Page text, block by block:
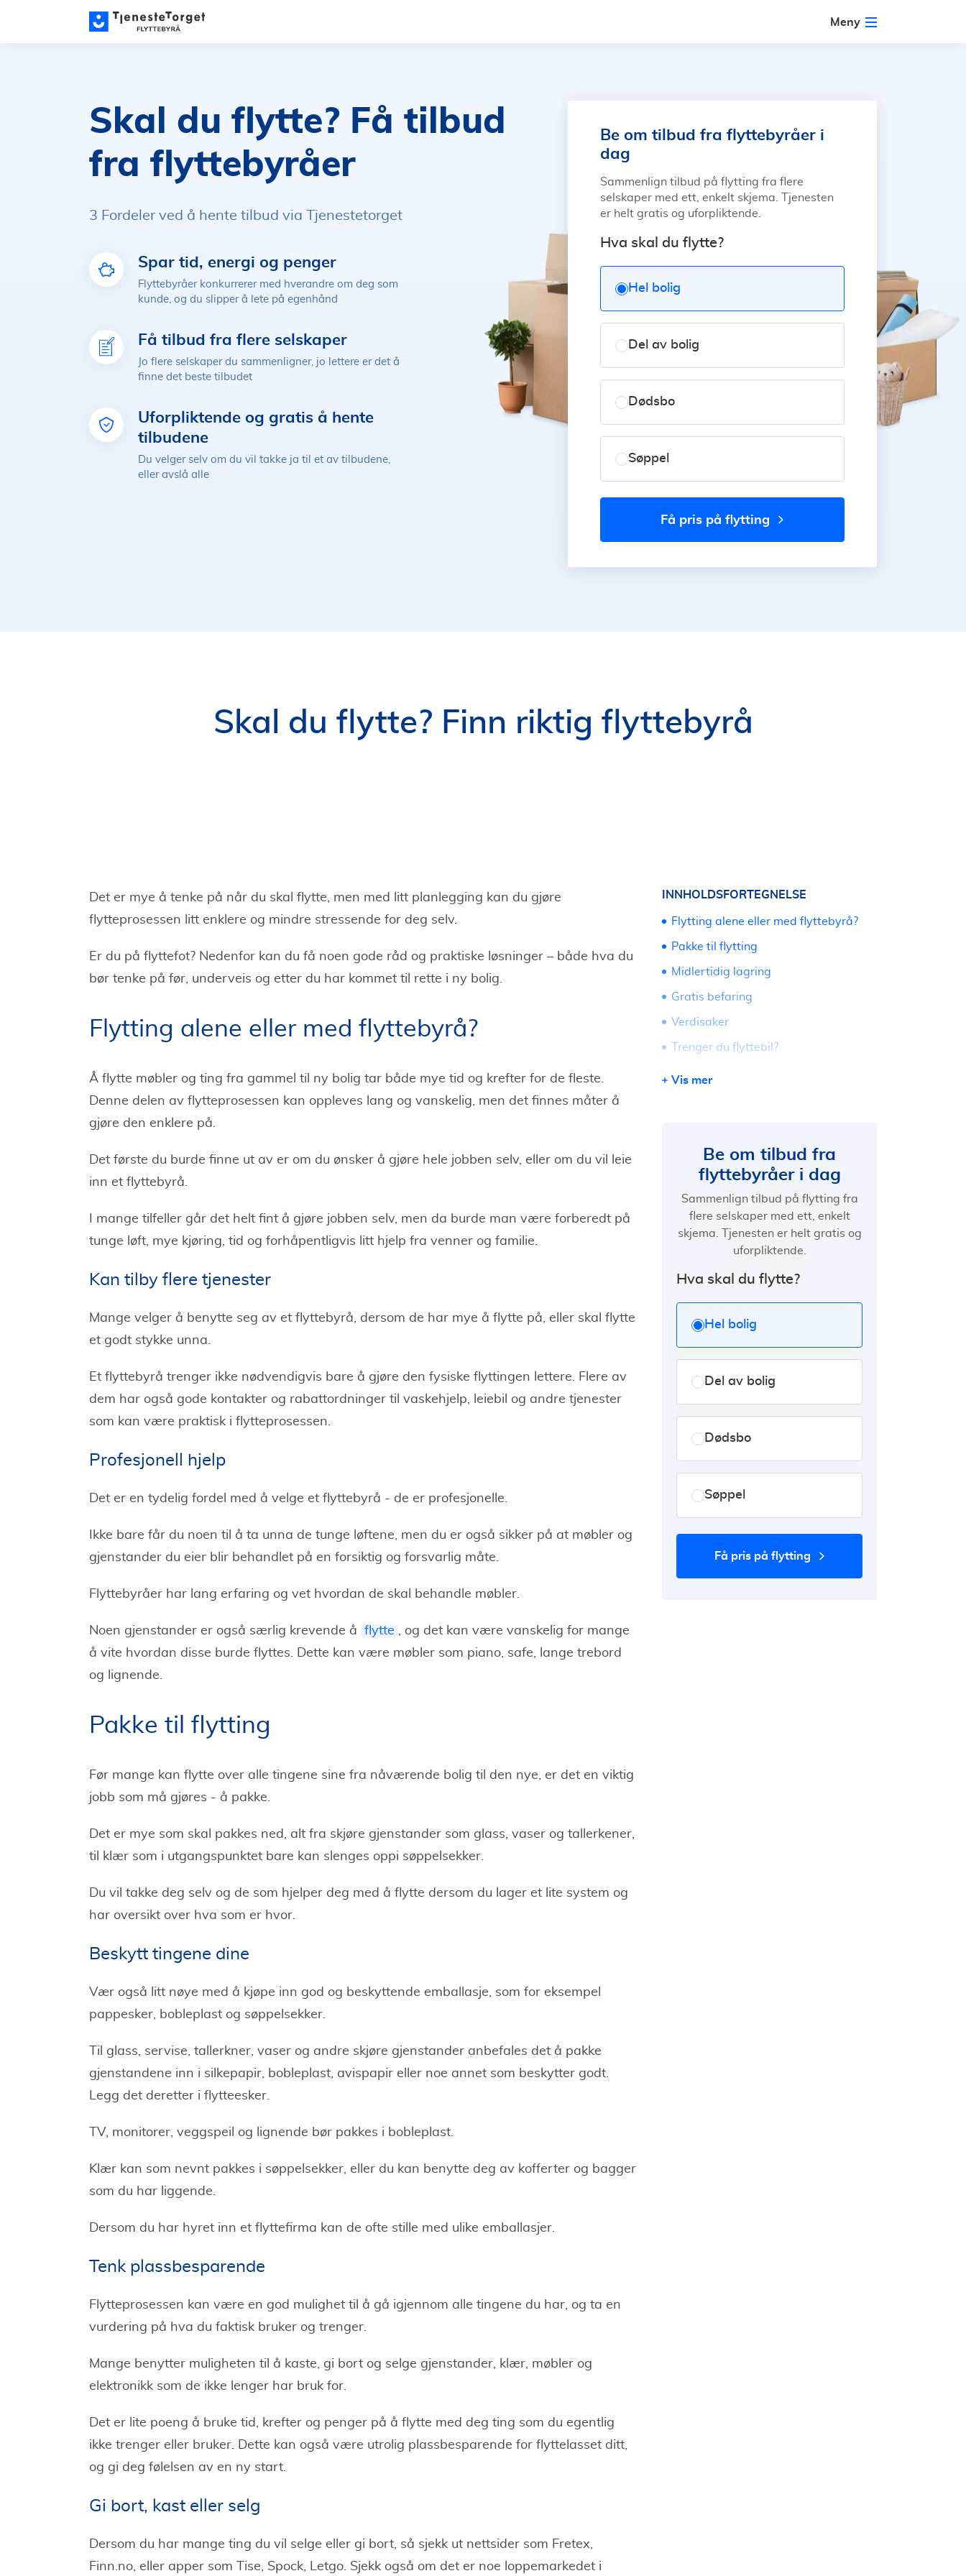
Meny
Skal du flytte? Få tilbud
fra flyttebyråer
3 Fordeler ved å hente tilbud via Tjenestetorget
Spar tid, energi og penger
Flyttebyråer konkurrerer med hverandre om deg som
kunde, og du slipper å lete på egenhånd
Få tilbud fra flere selskaper
Jo flere selskaper du sammenligner, jo lettere er det å
finne det beste tilbudet
Uforpliktende og gratis å hente
tilbudene
Du velger selv om du vil takke ja til et av tilbudene,
eller avslå alle
Be om tilbud fra flyttebyråer i
dag
Sammenlign tilbud på flytting fra flere
selskaper med ett, enkelt skjema. Tjenesten
er helt gratis og uforpliktende.
Hva skal du flytte?
Hel bolig
Del av bolig
Dødsbo
Søppel
få pris på flytting
Skal du flytte? Finn riktig flyttebyrå
Det er mye å tenke på når du skal flytte, men med litt planlegging kan du gjøre
flytteprosessen litt enklere og mindre stressende for deg selv.
Er du på flyttefot? Nedenfor kan du få noen gode råd og praktiske løsninger – både hva du
bør tenke på før, underveis og etter du har kommet til rette i ny bolig.
Flytting alene eller med flyttebyrå?
Å flytte møbler og ting fra gammel til ny bolig tar både mye tid og krefter for de fleste.
Denne delen av flytteprosessen kan oppleves lang og vanskelig, men det finnes måter å
gjøre den enklere på.
Det første du burde finne ut av er om du ønsker å gjøre hele jobben selv, eller om du vil leie
inn et flyttebyrå.
I mange tilfeller går det helt fint å gjøre jobben selv, men da burde man være forberedt på
tunge løft, mye kjøring, tid og forhåpentligvis litt hjelp fra venner og familie.
Kan tilby flere tjenester
Mange velger å benytte seg av et flyttebyrå, dersom de har mye å flytte på, eller skal flytte
et godt stykke unna.
Et flyttebyrå trenger ikke nødvendigvis bare å gjøre den fysiske flyttingen lettere. Flere av
dem har også gode kontakter og rabattordninger til vaskehjelp, leiebil og andre tjenester
som kan være praktisk i flytteprosessen.
Profesjonell hjelp
Det er en tydelig fordel med å velge et flyttebyrå - de er profesjonelle.
Ikke bare får du noen til å ta unna de tunge løftene, men du er også sikker på at møbler og
gjenstander du eier blir behandlet på en forsiktig og forsvarlig måte.
Flyttebyråer har lang erfaring og vet hvordan de skal behandle møbler.
Noen gjenstander er også særlig krevende å flytte , og det kan være vanskelig for mange
å vite hvordan disse burde flyttes. Dette kan være møbler som piano, safe, lange trebord
og lignende.
Pakke til flytting
Før mange kan flytte over alle tingene sine fra nåværende bolig til den nye, er det en viktig
jobb som må gjøres - å pakke.
Det er mye som skal pakkes ned, alt fra skjøre gjenstander som glass, vaser og tallerkener,
til klær som i utgangspunktet bare kan slenges oppi søppelsekker.
Du vil takke deg selv og de som hjelper deg med å flytte dersom du lager et lite system og
har oversikt over hva som er hvor.
Beskytt tingene dine
Vær også litt nøye med å kjøpe inn god og beskyttende emballasje, som for eksempel
pappesker, bobleplast og søppelsekker.
Til glass, servise, tallerkner, vaser og andre skjøre gjenstander anbefales det å pakke
gjenstandene inn i silkepapir, bobleplast, avispapir eller noe annet som beskytter godt.
Legg det deretter i flytteesker.
TV, monitorer, veggspeil og lignende bør pakkes i bobleplast.
Klær kan som nevnt pakkes i søppelsekker, eller du kan benytte deg av kofferter og bagger
som du har liggende.
Dersom du har hyret inn et flyttefirma kan de ofte stille med ulike emballasjer.
Tenk plassbesparende
Flytteprosessen kan være en god mulighet til å gå igjennom alle tingene du har, og ta en
vurdering på hva du faktisk bruker og trenger.
Mange benytter muligheten til å kaste, gi bort og selge gjenstander, klær, møbler og
elektronikk som de ikke lenger har bruk for.
Det er lite poeng å bruke tid, krefter og penger på å flytte med deg ting som du egentlig
ikke trenger eller bruker. Dette kan også være utrolig plassbesparende for flyttelasset ditt,
og gi deg følelsen av en ny start.
Gi bort, kast eller selg
Dersom du har mange ting du vil selge eller gi bort, så sjekk ut nettsider som Fretex,
Finn.no, eller apper som Tise, Spock, Letgo. Sjekk også om det er noe loppemarkedet i
INNHOLDSFORTEGNELSE
Flytting alene eller med flyttebyrå?
Pakke til flytting
Midlertidig lagring
Gratis befaring
Verdisaker
Trenger du flyttebil?
Melde flytting - Ny adresse
Særskilte omstendigheter
Vis mer
Be om tilbud fra
flyttebyråer i dag
Sammenlign tilbud på flytting fra
flere selskaper med ett, enkelt
skjema. Tjenesten er helt gratis og
uforpliktende.
Hva skal du flytte?
Hel bolig
Del av bolig
Dødsbo
Søppel
få pris på flytting